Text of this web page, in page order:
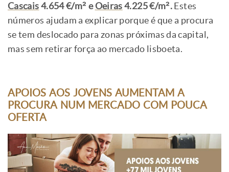
Cascais 4.654 €/m² eOeiras 4.225 €/m². Estes
números ajudam a explicar porque é que a procura
se tem deslocado para zonas próximas da capital,
mas sem retirar força ao mercado lisboeta.
APOIOS AOS JOVENS AUMENTAM A
PROCURA NUM MERCADO COM POUCA
OFERTA